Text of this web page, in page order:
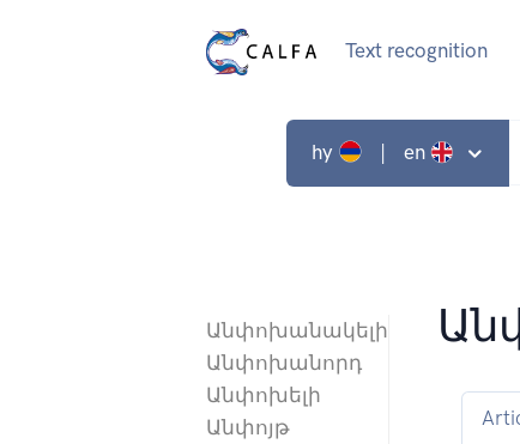
Text recognition
hy | en
Անփոխանակելի
Անփոխանորդ
Անփոխելի
Անփոյթ